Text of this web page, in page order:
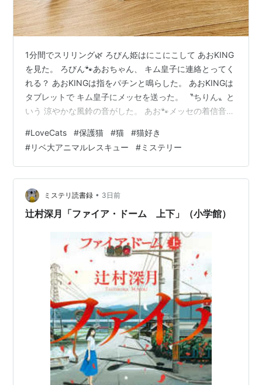
1分間でスリリング🌿 ろびん姫はにこにこして あおKING
を見た。 ろびん🐾あおちゃん、 キム皇子に連絡とってく
れる？ あおKINGは指をパチンと鳴らした。 あおKINGは
タブレットで キム皇子にメッセを送った。 〝ちりん〟と
いう 涼やかな風鈴の音がした。 あお🐾メッセの着信音。
🐾サム護衛官から 「キム皇とのやりとりはご遠慮願いた
い」と。 るな🐾どういうこと？ あおKINGは首を傾げて
さらにメッセを送った。 ひとしきりやり取りを終えた あ
おKINGはみんなを見た。 あお🐾キム皇子と僕の真夜中の
密会が サム護衛官にバレたみたい。 僕から…
#LoveCats #保護猫 #猫 #猫好き
#リベ大アニマルレスキュー #ミステリー
ミステリ読書録 • 3日前
辻村深月「ファイア・ドーム 上下」（小学館）